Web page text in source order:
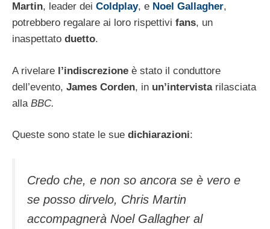
Martin, leader dei Coldplay, e Noel Gallagher,
potrebbero regalare ai loro rispettivi fans, un
inaspettato duetto.
A rivelare l’indiscrezione è stato il conduttore
dell’evento, James Corden, in un’intervistarilasciata
alla BBC.
Queste sono state le sue dichiarazioni:
Credo che, e non so ancora se è vero e
se posso dirvelo, Chris Martin
accompagnerà Noel Gallagher al